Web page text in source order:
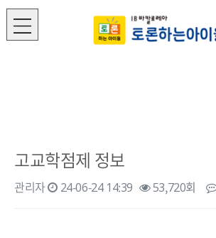
고교학점제 정보
관리자 24-06-24 14:39 53,720회